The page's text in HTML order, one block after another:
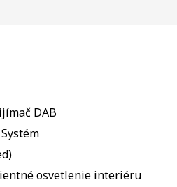
DAB
osvetlenie interiéru